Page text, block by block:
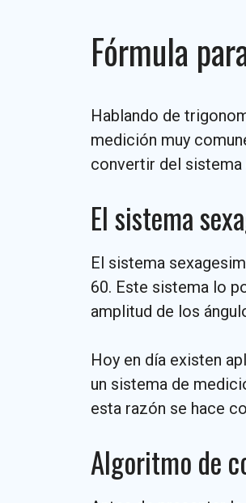
Fórmula
Hablando de
medición muy
convertir del sistema
El sistema
El sistema
60. Este sistema lo
amplitud de los
Hoy en día existen
un sistema de
esta razón se hace
Algoritmo de